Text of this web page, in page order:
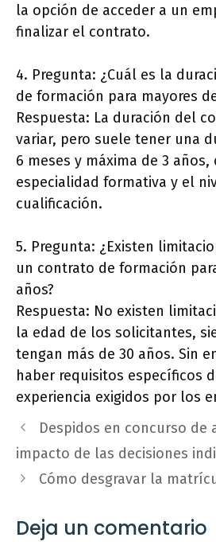
la opción de acceder a un
finalizar el contrato.
4. Pregunta: ¿Cuál es la
de formación para mayores
Respuesta: La duración del
variar, pero suele tener una
6 meses y máxima de 3
especialidad formativa y el
cualificación.
5. Pregunta: ¿Existen
un contrato de formación
años?
Respuesta: No existen
la edad de los solicitantes,
tengan más de 30 años. Sin
haber requisitos específicos
experiencia exigidos por los
Despidos en concurso de
impacto de las decisiones
Cómo desgravar la
Deja un comentario